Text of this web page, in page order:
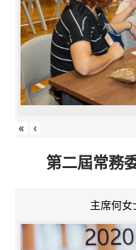
« ‹
第二屆常務
主席何女